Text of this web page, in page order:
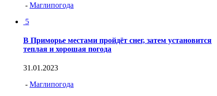
- Маглипогода
5
В Приморье местами пройдёт снег, затем установится
теплая и хорошая погода
31.01.2023
- Маглипогода